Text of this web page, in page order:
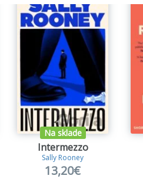
Na sklade
Intermezzo
Sally Rooney
13,20€